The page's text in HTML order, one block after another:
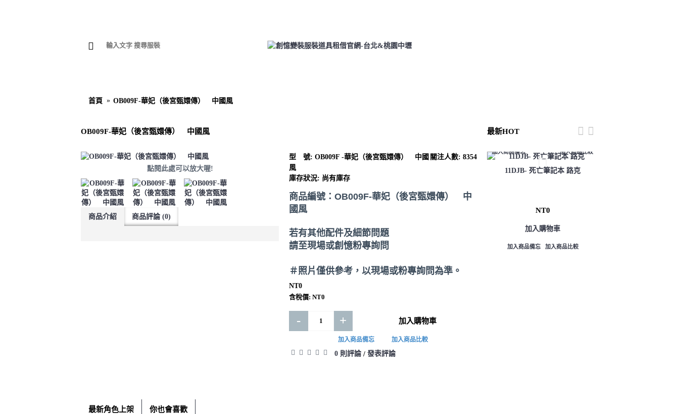
首頁 OB009F-華妃（後宮甄嬛傳） 中國風
最新HOT
加入商品備忘 加入商品比較
World
加入商品備忘
加入商品備忘 加入商品比較
11DJB- 死亡筆記本 路克
NT0
加入購物車
加入商品備忘 加入商品比較
OB009F-華妃（後宮甄嬛傳） 中國風
點閱此處可以放大喔!
商品介紹 商品評論 (0)
關注人數: 8354
型 號: OB009F -華妃（後宮甄嬛傳） 中國
風
庫存狀況: 尚有庫存
商品編號：OB009F-華妃（後宮甄嬛傳） 中
國風
若有其他配件及細節問題
請至現場或創憶粉專詢問
＃照片僅供參考，以現場或粉專詢問為準。
NT0
含稅價: NT0
- + 加入購物車
加入商品備忘 加入商品比較
0 則評論 / 發表評論
最新角色上架 你也會喜歡